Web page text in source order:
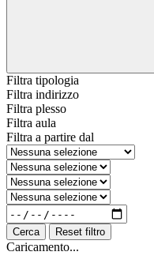
Filtra tipologia
Filtra indirizzo
Filtra plesso
Filtra aula
Filtra a partire dal
Cerca Reset filtro
Caricamento...